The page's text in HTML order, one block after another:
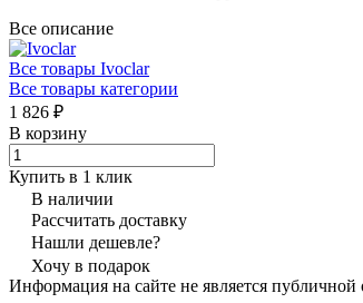
Все описание
Все товары Ivoclar
Все товары категории
1 826 ₽
В корзину
Купить в 1 клик
В наличии
Рассчитать доставку
Нашли дешевле?
Хочу в подарок
Информация на сайте не является